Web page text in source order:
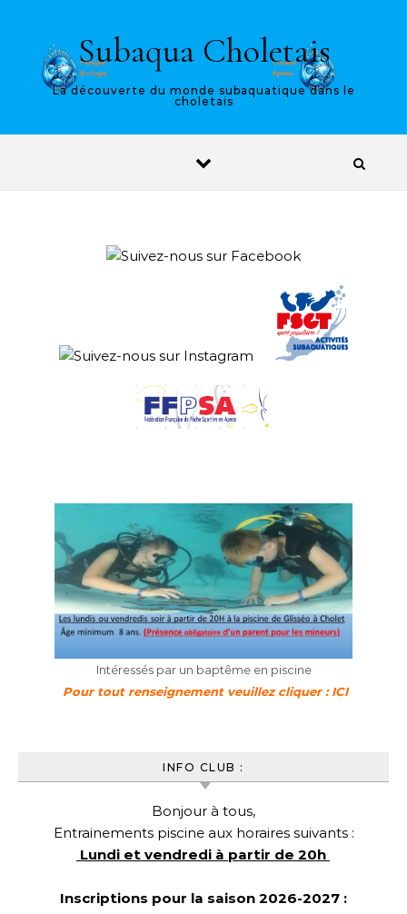
Subaqua Choletais
La découverte du monde subaquatique dans le
choletais
Intéressés par un baptême en piscine
Pour tout renseignement veuillez cliquer : ICI
INFO CLUB :
Bonjour à tous,
Entrainements piscine aux horaires suivants :
Lundi et vendredi à partir de 20h
Inscriptions pour la saison 2026-2027 :